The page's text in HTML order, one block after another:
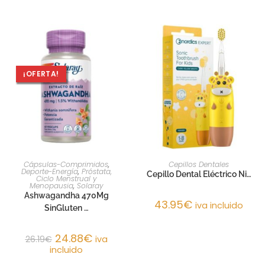
¡OFERTA!
AÑADIR AL CARRITO
Cápsulas-Comprimidos,
Deporte-Energía, Próstata,
Ciclo Menstrual y
Menopausia, Solaray
Ashwagandha 470Mg
SinGluten …
26.19€ 24.88€ iva
incluido
AÑADIR AL CARRITO
Cepillos Dentales
Cepillo Dental Eléctrico Ni…
43.95€ iva incluido